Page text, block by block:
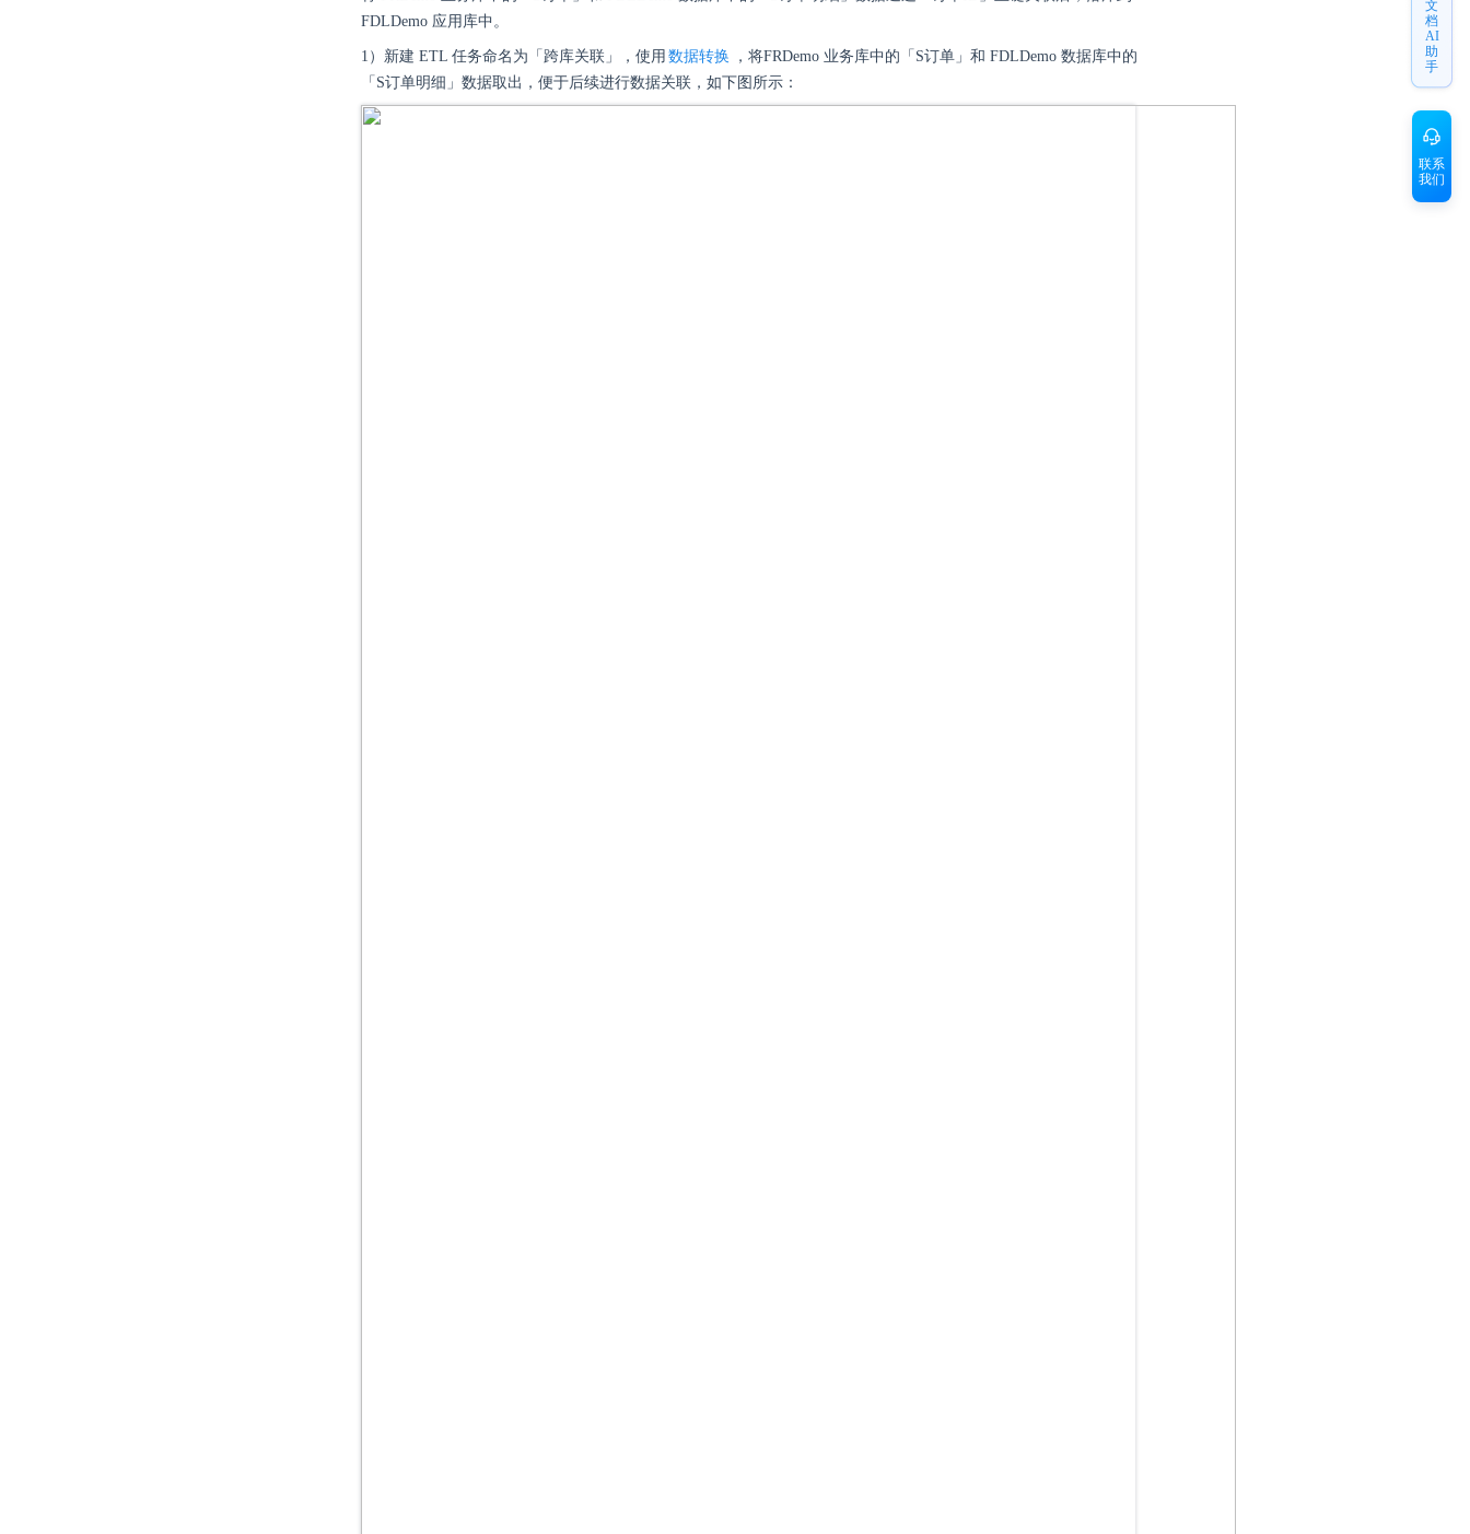
FDLDemo 应用库中。
1）新建 ETL 任务命名为「跨库关联」，使用 数据转换
，将FRDemo 业务库中的「S订单」和 FDLDemo 数据库中的
「S订单明细」数据取出，便于后续进行数据关联，如下图所示：
文
档
AI
助
手
联系
我们